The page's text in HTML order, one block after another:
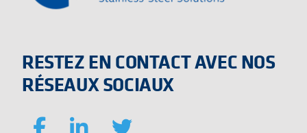
RESTEZ EN CONTACT AVEC NOS
RÉSEAUX SOCIAUX